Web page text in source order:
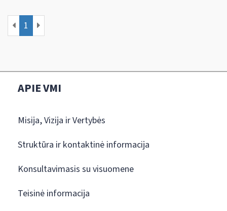
1
APIE VMI
Misija, Vizija ir Vertybės
Struktūra ir kontaktinė informacija
Konsultavimasis su visuomene
Teisinė informacija